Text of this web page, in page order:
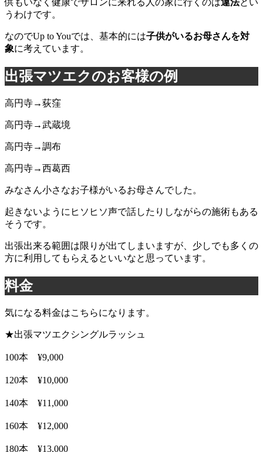
うわけです。
なのでUp to Youでは、基本的には子供がいるお母さんを対
象に考えています。
出張マツエクのお客様の例
高円寺→荻窪
高円寺→武蔵境
高円寺→調布
高円寺→西葛西
みなさん小さなお子様がいるお母さんでした。
起きないようにヒソヒソ声で話したりしながらの施術もある
そうです。
出張出来る範囲は限りが出てしまいますが、少しでも多くの
方に利用してもらえるといいなと思っています。
料金
気になる料金はこちらになります。
★出張マツエクシングルラッシュ
100本 ¥9,000
120本 ¥10,000
140本 ¥11,000
160本 ¥12,000
180本 ¥13,000